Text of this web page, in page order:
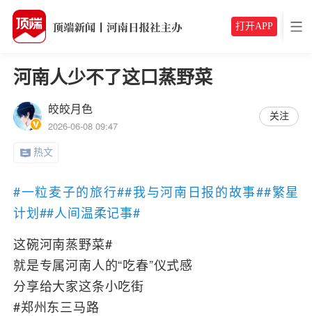
打开APP
河南人少不了这口蒸野菜
皎皎月色
2026-06-08 09:47
关注
热文
#一粒麦子的旅行##我与河南日报的故事##繁星
计划##人间温柔记事#
这碗河南蒸野菜#
就是专属河南人的“吃春”仪式感
分享给大家这条小吃街
#郑州东三马路